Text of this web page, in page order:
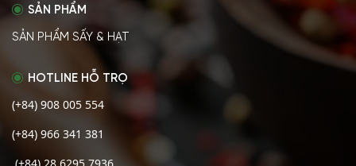
SẢN PHẨM
SẢN PHẨM SẤY & HẠT
HOTLINE HỖ TRỌ
(+84) 908 005 554
(+84) 966 341 381